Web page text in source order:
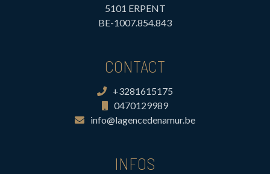
5101 ERPENT
BE-1007.854.843
CONTACT
+3281615175
0470129989
info@lagencedenamur.be
INFOS